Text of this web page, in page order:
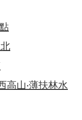
高山‧薄扶林水